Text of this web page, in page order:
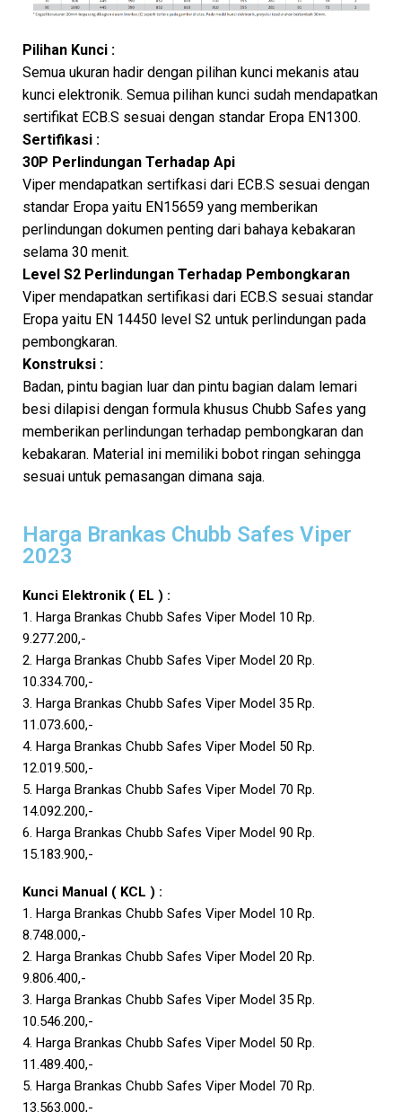
Pilihan Kunci :
Semua ukuran hadir dengan pilihan kunci mekanis atau
kunci elektronik. Semua pilihan kunci sudah mendapatkan
sertifikat ECB.S sesuai dengan standar Eropa EN1300.
Sertifikasi :
30P Perlindungan Terhadap Api
Viper mendapatkan sertifkasi dari ECB.S sesuai dengan
standar Eropa yaitu EN15659 yang memberikan
perlindungan dokumen penting dari bahaya kebakaran
selama 30 menit.
Level S2 Perlindungan Terhadap Pembongkaran
Viper mendapatkan sertifikasi dari ECB.S sesuai standar
Eropa yaitu EN 14450 level S2 untuk perlindungan pada
pembongkaran.
Konstruksi :
Badan, pintu bagian luar dan pintu bagian dalam lemari
besi dilapisi dengan formula khusus Chubb Safes yang
memberikan perlindungan terhadap pembongkaran dan
kebakaran. Material ini memiliki bobot ringan sehingga
sesuai untuk pemasangan dimana saja.
Harga Brankas Chubb Safes Viper
2023
Kunci Elektronik ( EL ) :
1. Harga Brankas Chubb Safes Viper Model 10 Rp.
9.277.200,-
2. Harga Brankas Chubb Safes Viper Model 20 Rp.
10.334.700,-
3. Harga Brankas Chubb Safes Viper Model 35 Rp.
11.073.600,-
4. Harga Brankas Chubb Safes Viper Model 50 Rp.
12.019.500,-
5. Harga Brankas Chubb Safes Viper Model 70 Rp.
14.092.200,-
6. Harga Brankas Chubb Safes Viper Model 90 Rp.
15.183.900,-
Kunci Manual ( KCL ) :
1. Harga Brankas Chubb Safes Viper Model 10 Rp.
8.748.000,-
2. Harga Brankas Chubb Safes Viper Model 20 Rp.
9.806.400,-
3. Harga Brankas Chubb Safes Viper Model 35 Rp.
10.546.200,-
4. Harga Brankas Chubb Safes Viper Model 50 Rp.
11.489.400,-
5. Harga Brankas Chubb Safes Viper Model 70 Rp.
13.563.000,-